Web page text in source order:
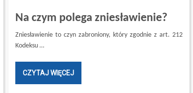
Na czym polega zniesławienie?
Zniesławienie to czyn zabroniony, który zgodnie z art. 212
Kodeksu …
CZYTAJ WIĘCEJ